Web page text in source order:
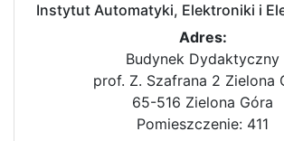
Instytut Automatyki, Elektroniki i
Adres:
Budynek Dydaktyczny
prof. Z. Szafrana 2 Zielona
65-516 Zielona Góra
Pomieszczenie: 411